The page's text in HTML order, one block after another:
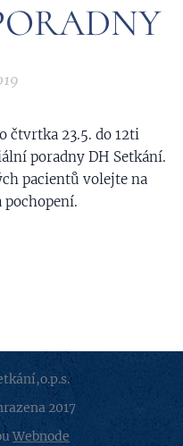
čtvrtka 23.5. do 12ti
poradny DH Setkání.
pacientů volejte na
pochopení.
2017
Webnode